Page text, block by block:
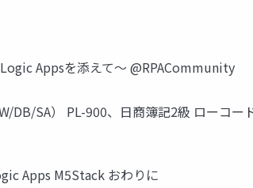
Appsを添えて～ @RPACommunity
DB/SA） PL-900、日商簿記2級 ローコー
Apps M5Stack おわりに